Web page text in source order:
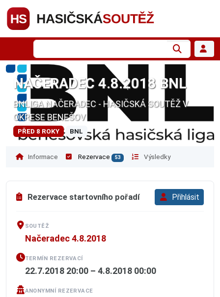
NAČERADEC 4.8.2018 BNL
BNLIGA NAČERADEC - HASIČSKÁ SOUTĚŽ V
OKRESE BENEŠOV
PŘED 8 ROKY BNL
Informace Rezervace 53 Výsledky
Rezervace startovního pořadí Přihlásit
SOUTĚŽ
Načeradec 4.8.2018
TERMÍN REZERVACÍ
22.7.2018 20:00 – 4.8.2018 00:00
ANONYMNÍ REZERVACE